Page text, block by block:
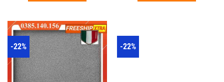
-22% -22%